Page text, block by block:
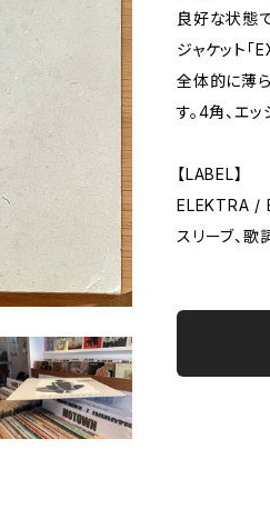
良好な状態
ジャケット「
全体的に薄
す。4角、エ
【LABEL】
ELEKTRA /
スリーブ、歌